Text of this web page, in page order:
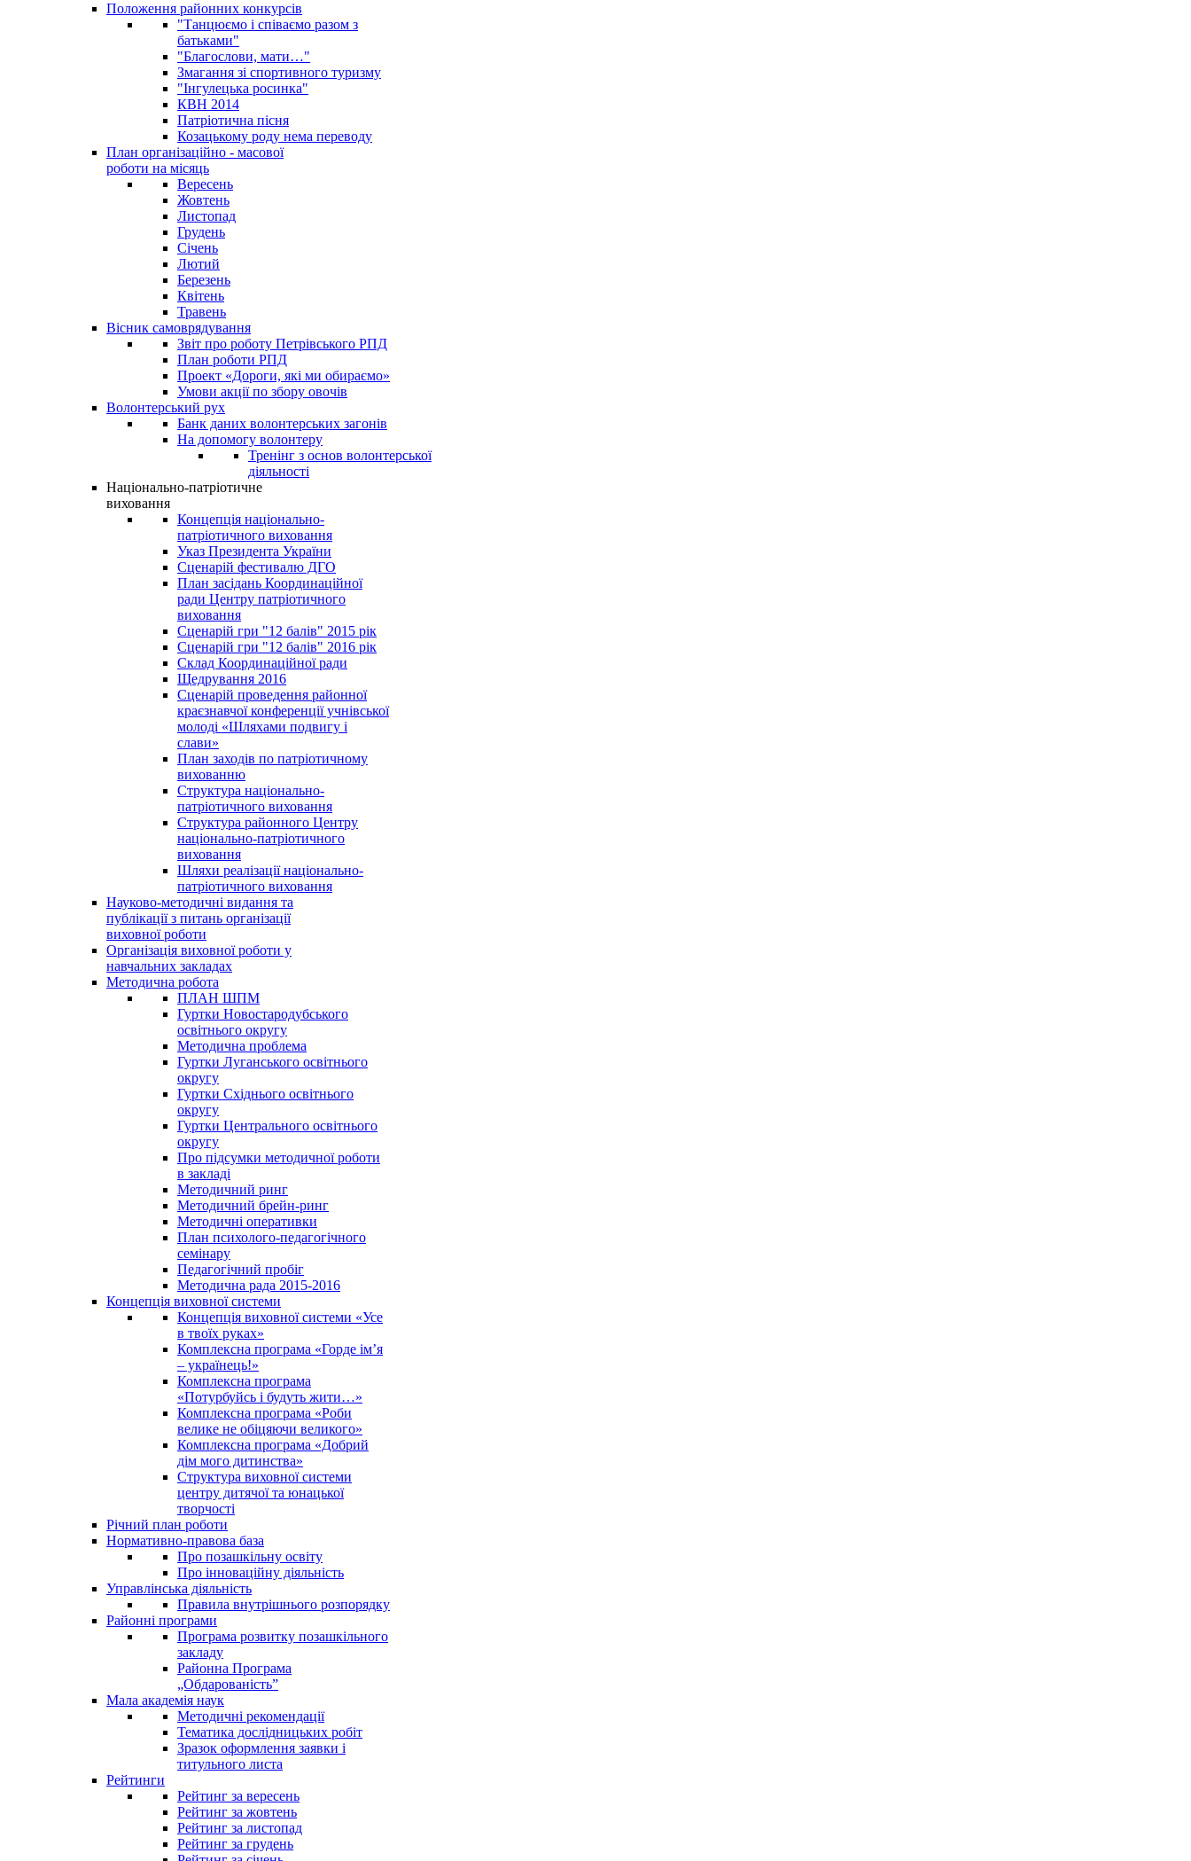
Положення районних конкурсів
"Танцюємо і співаємо разом з
батьками"
"Благослови, мати…"
Змагання зі спортивного туризму
"Інгулецька росинка"
КВН 2014
Патріотична пісня
Козацькому роду нема переводу
План організаційно - масової
роботи на місяць
Вересень
Жовтень
Листопад
Грудень
Січень
Лютий
Березень
Квітень
Травень
Вісник самоврядування
Звіт про роботу Петрівського РПД
План роботи РПД
Проект «Дороги, які ми обираємо»
Умови акції по збору овочів
Волонтерський рух
Банк даних волонтерських загонів
На допомогу волонтеру
Тренінг з основ волонтерської
діяльності
Національно-патріотичне
виховання
Концепція національно-
патріотичного виховання
Указ Президента України
Сценарій фестивалю ДГО
План засідань Координаційної
ради Центру патріотичного
виховання
Сценарій гри "12 балів" 2015 рік
Сценарій гри "12 балів" 2016 рік
Склад Координаційної ради
Щедрування 2016
Сценарій проведення районної
краєзнавчої конференції учнівської
молоді «Шляхами подвигу і
слави»
План заходів по патріотичному
вихованню
Структура національно-
патріотичного виховання
Структура районного Центру
національно-патріотичного
виховання
Шляхи реалізації національно-
патріотичного виховання
Науково-методичні видання та
публікації з питань організації
виховної роботи
Організація виховної роботи у
навчальних закладах
Методична робота
ПЛАН ШПМ
Гуртки Новостародубського
освітнього округу
Методична проблема
Гуртки Луганського освітнього
округу
Гуртки Східнього освітнього
округу
Гуртки Центрального освітнього
округу
Про підсумки методичної роботи
в закладі
Методичний ринг
Методичний брейн-ринг
Методичні оперативки
План психолого-педагогічного
семінару
Педагогічний пробіг
Методична рада 2015-2016
Концепція виховної системи
Концепція виховної системи «Усе
в твоїх руках»
Комплексна програма «Горде ім’я
– українець!»
Комплексна програма
«Потурбуйсь і будуть жити…»
Комплексна програма «Роби
велике не обіцяючи великого»
Комплексна програма «Добрий
дім мого дитинства»
Структура виховної системи
центру дитячої та юнацької
творчості
Річний план роботи
Нормативно-правова база
Про позашкільну освіту
Про інноваційну діяльність
Управлінська діяльність
Правила внутрішнього розпорядку
Районні програми
Програма розвитку позашкільного
закладу
Районна Програма
„Обдарованість”
Мала академія наук
Методичні рекомендації
Тематика дослідницьких робіт
Зразок оформлення заявки і
титульного листа
Рейтинги
Рейтинг за вересень
Рейтинг за жовтень
Рейтинг за листопад
Рейтинг за грудень